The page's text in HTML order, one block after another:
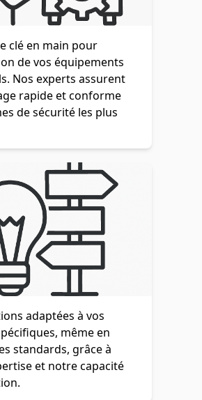
clé en main pour
de vos équipements
Nos experts assurent
rapide et conforme
de sécurité les plus
adaptées à vos
même en
standards, grâce à
et notre capacité